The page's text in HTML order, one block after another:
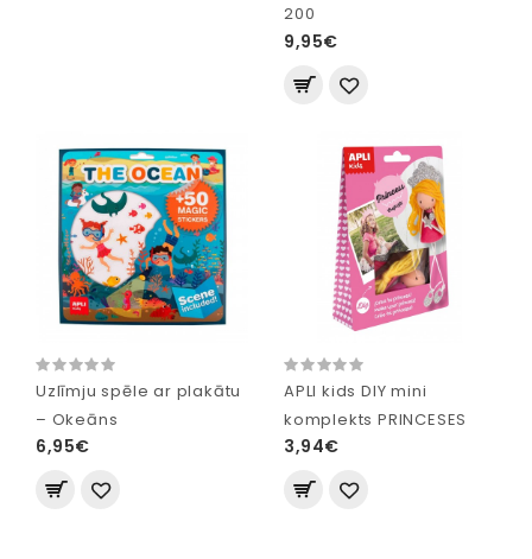
200
9,95€
Uzlīmju spēle ar plakātu
– Okeāns
6,95€
APLI kids DIY mini
komplekts PRINCESES
3,94€